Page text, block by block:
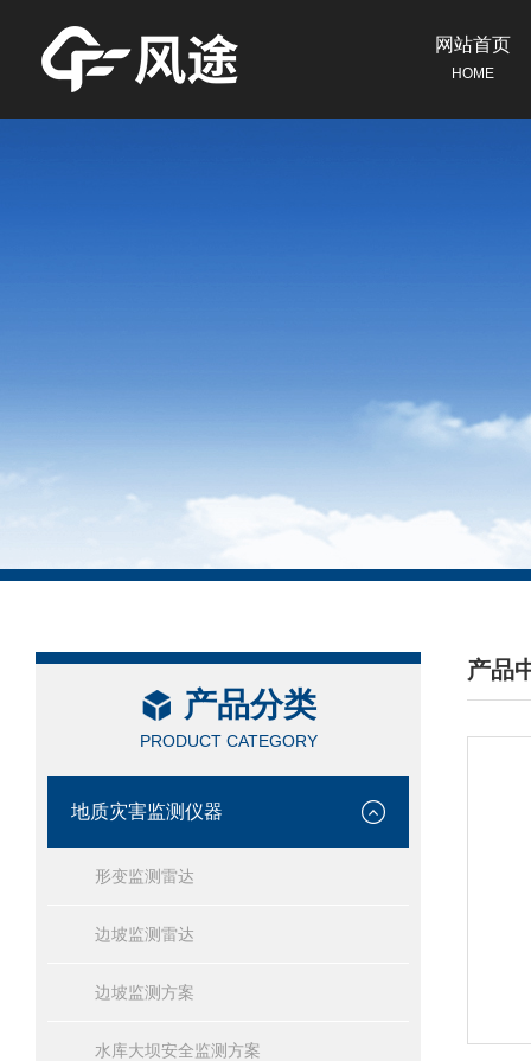
网站首页
HOME
产品分类
PRODUCT CATEGORY
地质灾害监测仪器
形变监测雷达
边坡监测雷达
边坡监测方案
水库大坝安全监测方案
产品
/